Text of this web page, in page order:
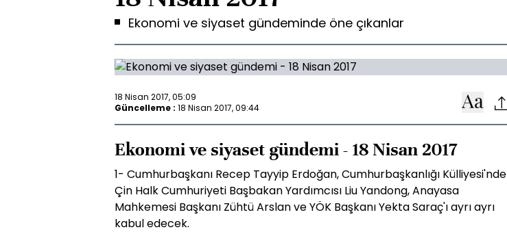
Ekonomi ve siyaset gündeminde öne çıkanlar
18 Nisan 2017, 05:09
Güncelleme : 18 Nisan 2017, 09:44
Ekonomi ve siyaset gündemi - 18 Nisan 2017
1- Cumhurbaşkanı Recep Tayyip Erdoğan, Cumhurbaşkanlığı Külliyesi'nde
Çin Halk Cumhuriyeti Başbakan Yardımcısı Liu Yandong, Anayasa
Mahkemesi Başkanı Zühtü Arslan ve YÖK Başkanı Yekta Saraç'ı ayrı ayrı
kabul edecek.